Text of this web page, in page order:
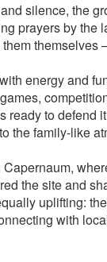
silence, the
prayers by the
energy and
ready to defend
the family-like
the site and
uplifting:
with